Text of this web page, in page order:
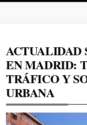
ACTUALIDAD
EN MADRID:
TRÁFICO Y
URBANA